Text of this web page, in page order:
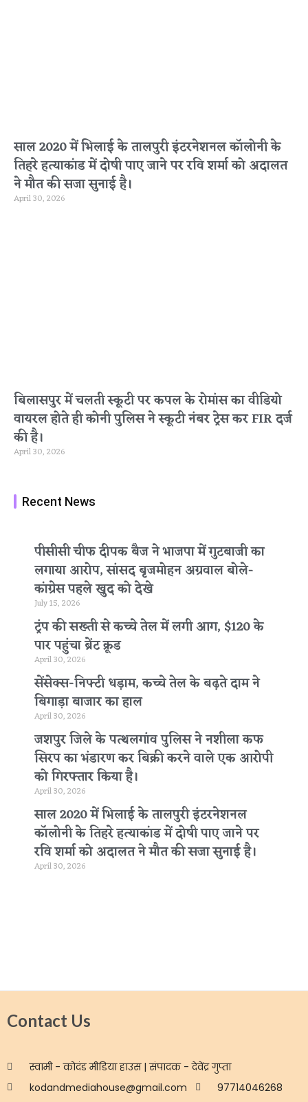
साल 2020 में भिलाई के तालपुरी इंटरनेशनल कॉलोनी के
तिहरे हत्याकांड में दोषी पाए जाने पर रवि शर्मा को अदालत
ने मौत की सजा सुनाई है।
April 30, 2026
बिलासपुर में चलती स्कूटी पर कपल के रोमांस का वीडियो
वायरल होते ही कोनी पुलिस ने स्कूटी नंबर ट्रेस कर FIR दर्ज
की है।
April 30, 2026
Recent News
पीसीसी चीफ दीपक बैज ने भाजपा में गुटबाजी का
लगाया आरोप, सांसद बृजमोहन अग्रवाल बोले-
कांग्रेस पहले खुद को देखे
July 15, 2026
ट्रंप की सख्ती से कच्चे तेल में लगी आग, $120 के
पार पहुंचा ब्रेंट क्रूड
April 30, 2026
सेंसेक्स-निफ्टी धड़ाम, कच्चे तेल के बढ़ते दाम ने
बिगाड़ा बाजार का हाल
April 30, 2026
जशपुर जिले के पत्थलगांव पुलिस ने नशीला कफ
सिरप का भंडारण कर बिक्री करने वाले एक आरोपी
को गिरफ्तार किया है।
April 30, 2026
साल 2020 में भिलाई के तालपुरी इंटरनेशनल
कॉलोनी के तिहरे हत्याकांड में दोषी पाए जाने पर
रवि शर्मा को अदालत ने मौत की सजा सुनाई है।
April 30, 2026
Contact Us
स्वामी - कोदंड मीडिया हाउस | संपादक - देवेंद्र गुप्ता
kodandmediahouse@gmail.com
97714046268